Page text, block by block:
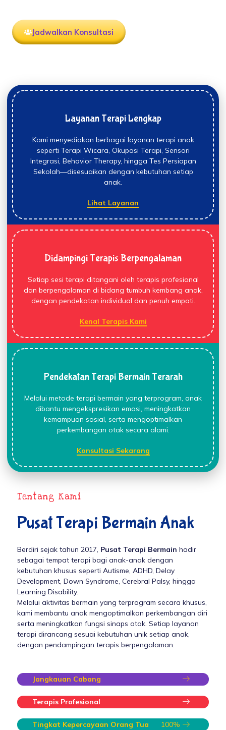
Jadwalkan Konsultasi
Layanan Terapi Lengkap
Kami menyediakan berbagai layanan terapi anak
seperti Terapi Wicara, Okupasi Terapi, Sensori
Integrasi, Behavior Therapy, hingga Tes Persiapan
Sekolah—disesuaikan dengan kebutuhan setiap
anak.
Lihat Layanan
Didampingi Terapis Berpengalaman
Setiap sesi terapi ditangani oleh terapis profesional
dan berpengalaman di bidang tumbuh kembang anak,
dengan pendekatan individual dan penuh empati.
Kenal Terapis Kami
Pendekatan Terapi Bermain Terarah
Melalui metode terapi bermain yang terprogram, anak
dibantu mengekspresikan emosi, meningkatkan
kemampuan sosial, serta mengoptimalkan
perkembangan otak secara alami.
Konsultasi Sekarang
Tentang Kami
Pusat Terapi Bermain Anak
Berdiri sejak tahun 2017, Pusat Terapi Bermain hadir
sebagai tempat terapi bagi anak-anak dengan
kebutuhan khusus seperti Autisme, ADHD, Delay
Development, Down Syndrome, Cerebral Palsy, hingga
Learning Disability.
Melalui aktivitas bermain yang terprogram secara khusus,
kami membantu anak mengoptimalkan perkembangan diri
serta meningkatkan fungsi sinaps otak. Setiap layanan
terapi dirancang sesuai kebutuhan unik setiap anak,
dengan pendampingan terapis berpengalaman.
Jangkauan Cabang
Terapis Profesional
Tingkat Kepercayaan Orang Tua 100%